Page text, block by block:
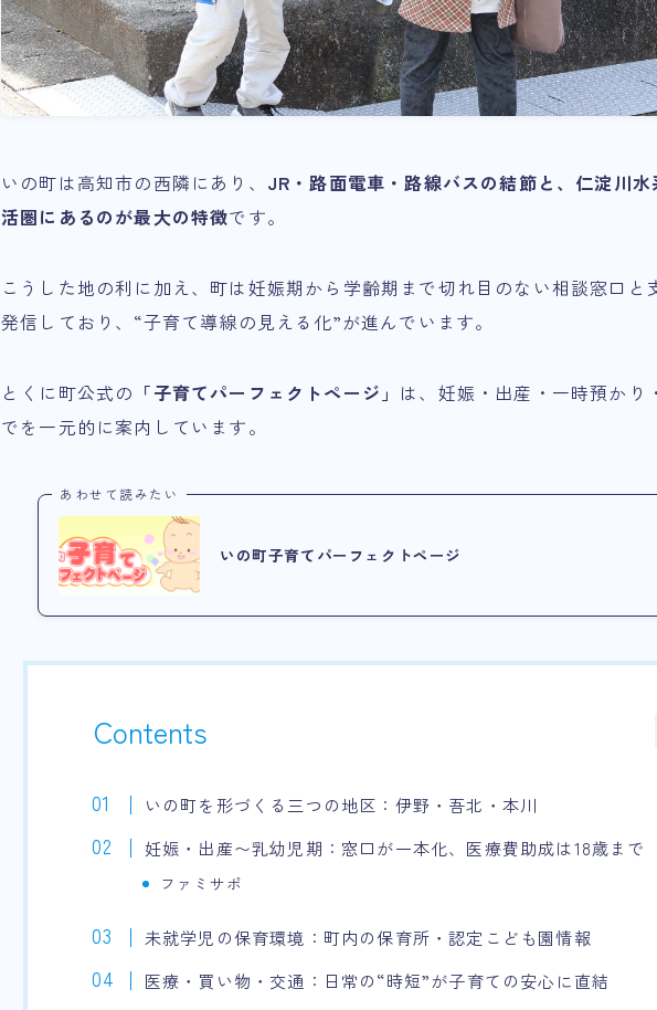
いの町は高知市の西隣にあり、 JR・路面電車・路線バスの結節と、仁淀川
活圏にあるのが最大の特徴です。
こうした地の利に加え、町は妊娠期から学齢期まで切れ目のない相談窓口と
発信しており、“子育て導線の見える化”が進んでいます。
とくに町公式の 「子育てパーフェクトページ」 は、妊娠・出産・一時預かり
でを一元的に案内しています。
あわせて読みたい
いの町子育てパーフェクトページ
Contents
いの町を形づくる三つの地区：伊野・吾北・本川
妊娠・出産〜乳幼児期：窓口が一本化、医療費助成は18歳まで
ファミサポ
未就学児の保育環境：町内の保育所・認定こども園情報
医療・買い物・交通：日常の“時短”が子育ての安心に直結